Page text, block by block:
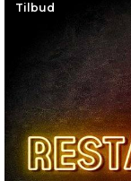
Tilbud